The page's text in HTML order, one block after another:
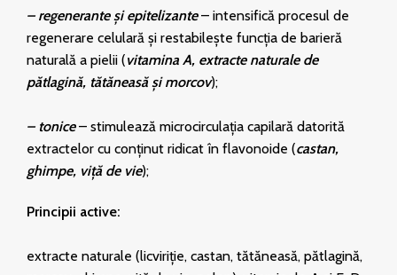
– regenerante și epitelizante– intensifică procesul de
regenerare celulară și restabilește funcția de barieră
naturală a pielii (vitamina A, extracte naturale de
pătlagină, tătăneasă și morcov);
– tonice– stimulează microcirculația capilară datorită
extractelor cu conținut ridicat în flavonoide (castan,
ghimpe, viță de vie);
Principii active:
extracte naturale (licviriție, castan, tătăneasă, pătlagină,